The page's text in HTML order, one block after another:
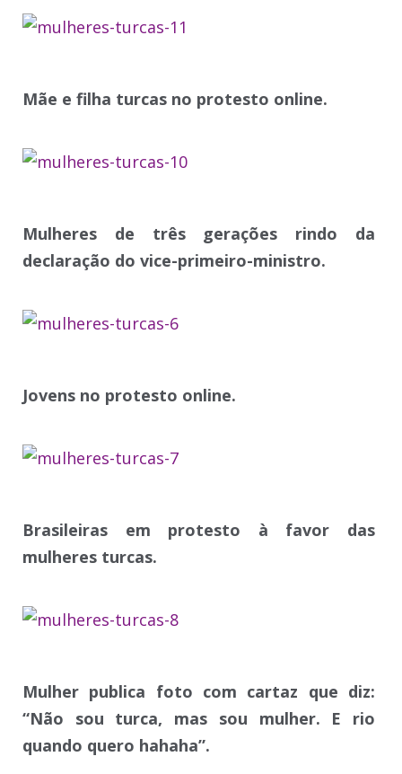
Mãe e filha turcas no protesto online.
Mulheres de três gerações rindo da
declaração do vice-primeiro-ministro.
Jovens no protesto online.
Brasileiras em protesto à favor das
mulheres turcas.
Mulher publica foto com cartaz que diz:
“Não sou turca, mas sou mulher. E rio
quando quero hahaha”.